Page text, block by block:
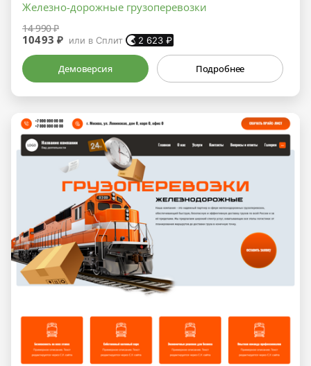
Железно-дорожные грузоперевозки
14 990 ₽
10493 ₽ или в Сплит 2 623 ₽
Демоверсия Подробнее